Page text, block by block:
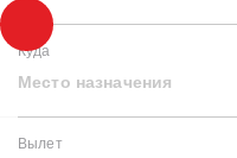
Куда
Место назначения
Вылет